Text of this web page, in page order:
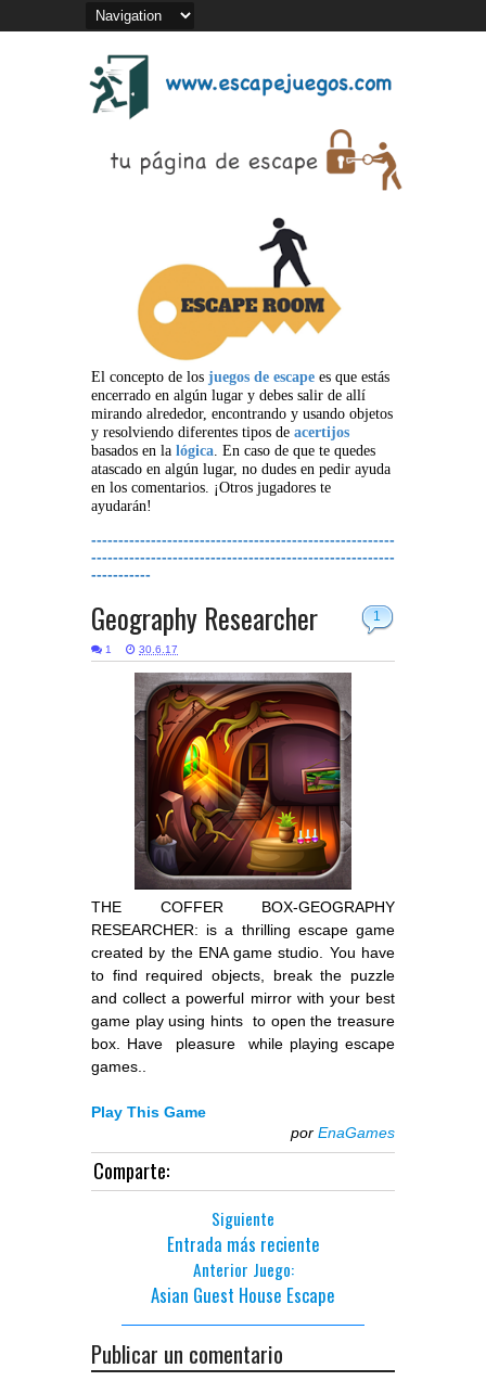
El concepto de los juegos de escape es que estás
encerrado en algún lugar y debes salir de allí
mirando alrededor, encontrando y usando objetos
y resolviendo diferentes tipos de acertijos
basados en la lógica. En caso de que te quedes
atascado en algún lugar, no dudes en pedir ayuda
en los comentarios. ¡Otros jugadores te
ayudarán!
--------------------------------------------------------
--------------------------------------------------------
-----------
1
Geography Researcher
1 30.6.17
THE COFFER BOX-GEOGRAPHY
RESEARCHER: is a thrilling escape game
created by the ENA game studio. You have
to find required objects, break the puzzle
and collect a powerful mirror with your best
game play using hints to open the treasure
box. Have pleasure while playing escape
games..
Play This Game
por EnaGames
Comparte:
Siguiente
Entrada más reciente
Anterior Juego:
Asian Guest House Escape
Publicar un comentario